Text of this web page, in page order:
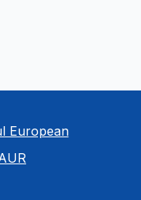
European